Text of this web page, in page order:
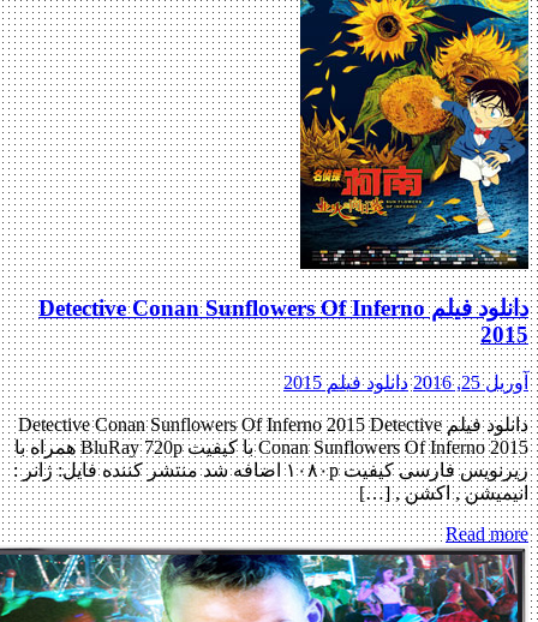
دانلود فیلم Detective Conan Sunflowers Of Inferno
2015
آوریل 25, 2016 دانلود فیلم 2015
دانلود فیلم Detective Conan Sunflowers Of Inferno 2015 Detective
Conan Sunflowers Of Inferno 2015 با کیفیت BluRay 720p همراه با
زیرنویس فارسی کیفیت ۱۰۸۰p اضافه شد منتشر کننده فایل: ژانر :
انیمیشن , اکشن , […]
Read more